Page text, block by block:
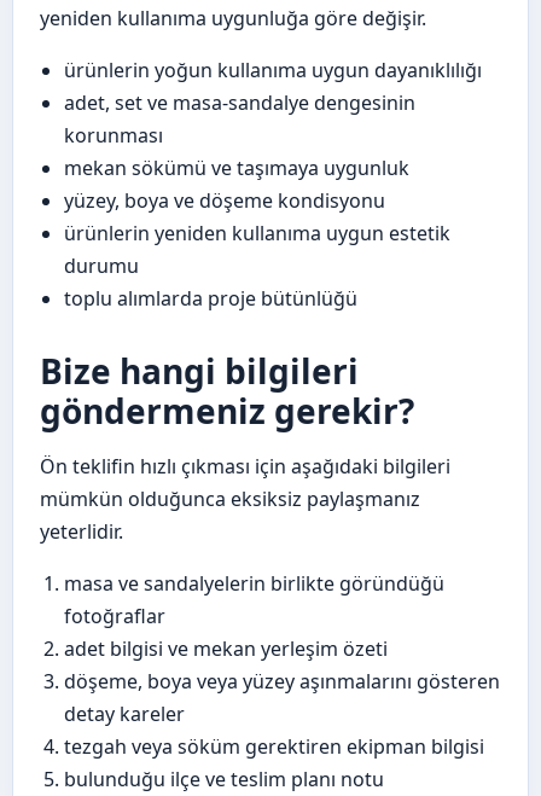
yeniden kullanıma uygunluğa göre değişir.
ürünlerin yoğun kullanıma uygun dayanıklılığı
adet, set ve masa-sandalye dengesinin
korunması
mekan sökümü ve taşımaya uygunluk
yüzey, boya ve döşeme kondisyonu
ürünlerin yeniden kullanıma uygun estetik
durumu
toplu alımlarda proje bütünlüğü
Bize hangi bilgileri
göndermeniz gerekir?
Ön teklifin hızlı çıkması için aşağıdaki bilgileri
mümkün olduğunca eksiksiz paylaşmanız
yeterlidir.
masa ve sandalyelerin birlikte göründüğü
fotoğraflar
adet bilgisi ve mekan yerleşim özeti
döşeme, boya veya yüzey aşınmalarını gösteren
detay kareler
tezgah veya söküm gerektiren ekipman bilgisi
bulunduğu ilçe ve teslim planı notu